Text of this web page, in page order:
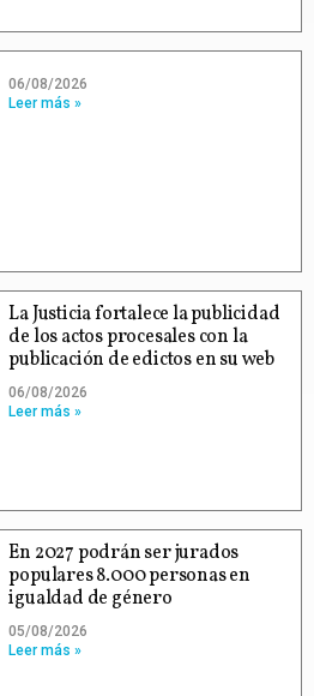
06/08/2026
Leer más »
La Justicia fortalece la publicidad
de los actos procesales con la
publicación de edictos en su web
06/08/2026
Leer más »
En 2027 podrán ser jurados
populares 8.000 personas en
igualdad de género
05/08/2026
Leer más »